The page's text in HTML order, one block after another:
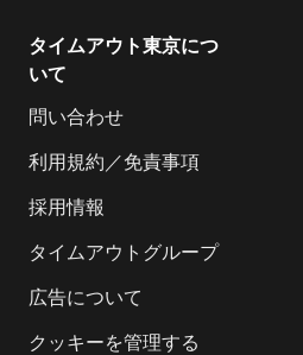
タイムアウト東京につ
いて
問い合わせ
利用規約／免責事項
採用情報
タイムアウトグループ
広告について
クッキーを管理する